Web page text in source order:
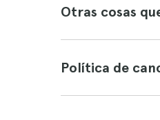
Otras cosas
Política de